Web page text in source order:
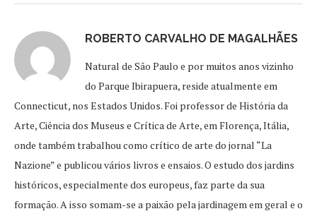
ROBERTO CARVALHO DE MAGALHÃES
Natural de São Paulo e por muitos anos vizinho
do Parque Ibirapuera, reside atualmente em
Connecticut, nos Estados Unidos. Foi professor de História da
Arte, Ciência dos Museus e Crítica de Arte, em Florença, Itália,
onde também trabalhou como crítico de arte do jornal “La
Nazione” e publicou vários livros e ensaios. O estudo dos jardins
históricos, especialmente dos europeus, faz parte da sua
formação. A isso somam-se a paixão pela jardinagem em geral e o